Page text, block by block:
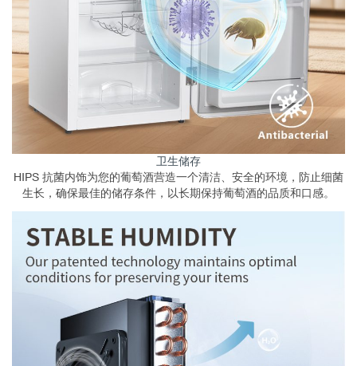
卫生储存
HIPS 抗菌内饰为您的葡萄酒营造一个清洁、安全的环境，防止细菌
生长，确保最佳的储存条件，以长期保持葡萄酒的品质和口感。